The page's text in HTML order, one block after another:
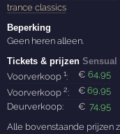
trance classics
Beperking
Geen heren alleen.
Tickets & prijzenSensual
Voorverkoop1: € 64,95
Voorverkoop2: €69,95
Deurverkoop:
€ 74,95
Alle bovenstaande prijzen